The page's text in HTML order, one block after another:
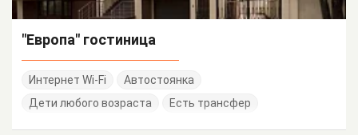
"Европа" гостиница
Интернет Wi-Fi
Автостоянка
Дети любого возраста
Есть трансфер